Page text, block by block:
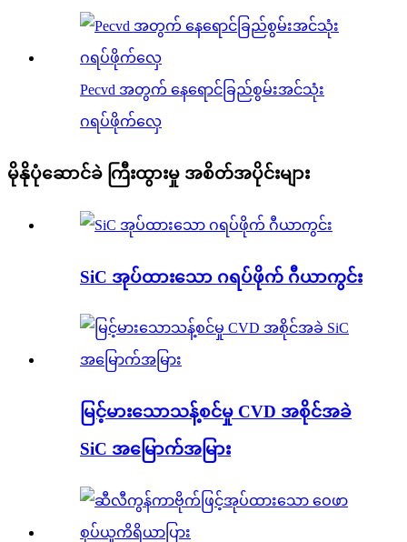
Pecvd အတွက် နေရောင်ခြည်စွမ်းအင်သုံး
ဂရပ်ဖိုက်လှေ
မိုနိုပုံဆောင်ခဲ ကြီးထွားမှု အစိတ်အပိုင်းများ
SiC အုပ်ထားသော ဂရပ်ဖိုက် ဂီယာကွင်း
မြင့်မားသောသန့်စင်မှု CVD အစိုင်အခဲ
SiC အမြောက်အမြား